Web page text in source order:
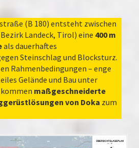
(B 180) entsteht zwischen
Landeck, Tirol) eine 400 m
als dauerhaftes
Steinschlag und Blocksturz.
Rahmenbedingungen – enge
Gelände und Bau unter
maßgeschneiderte
von Doka zum